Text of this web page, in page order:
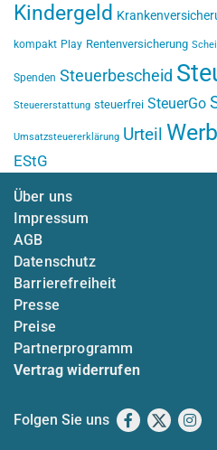
Kindergeld
kompakt Play Rentenversicherung
Spenden Steuerbescheid
Steuererstattung steuerfrei SteuerGo
Umsatzsteuererklärung Urteil
EStG
Über uns
Impressum
AGB
Datenschutz
Barrierefreiheit
Presse
Preise
Partnerprogramm
Vertrag widerrufen
Folgen Sie uns Facebook
X